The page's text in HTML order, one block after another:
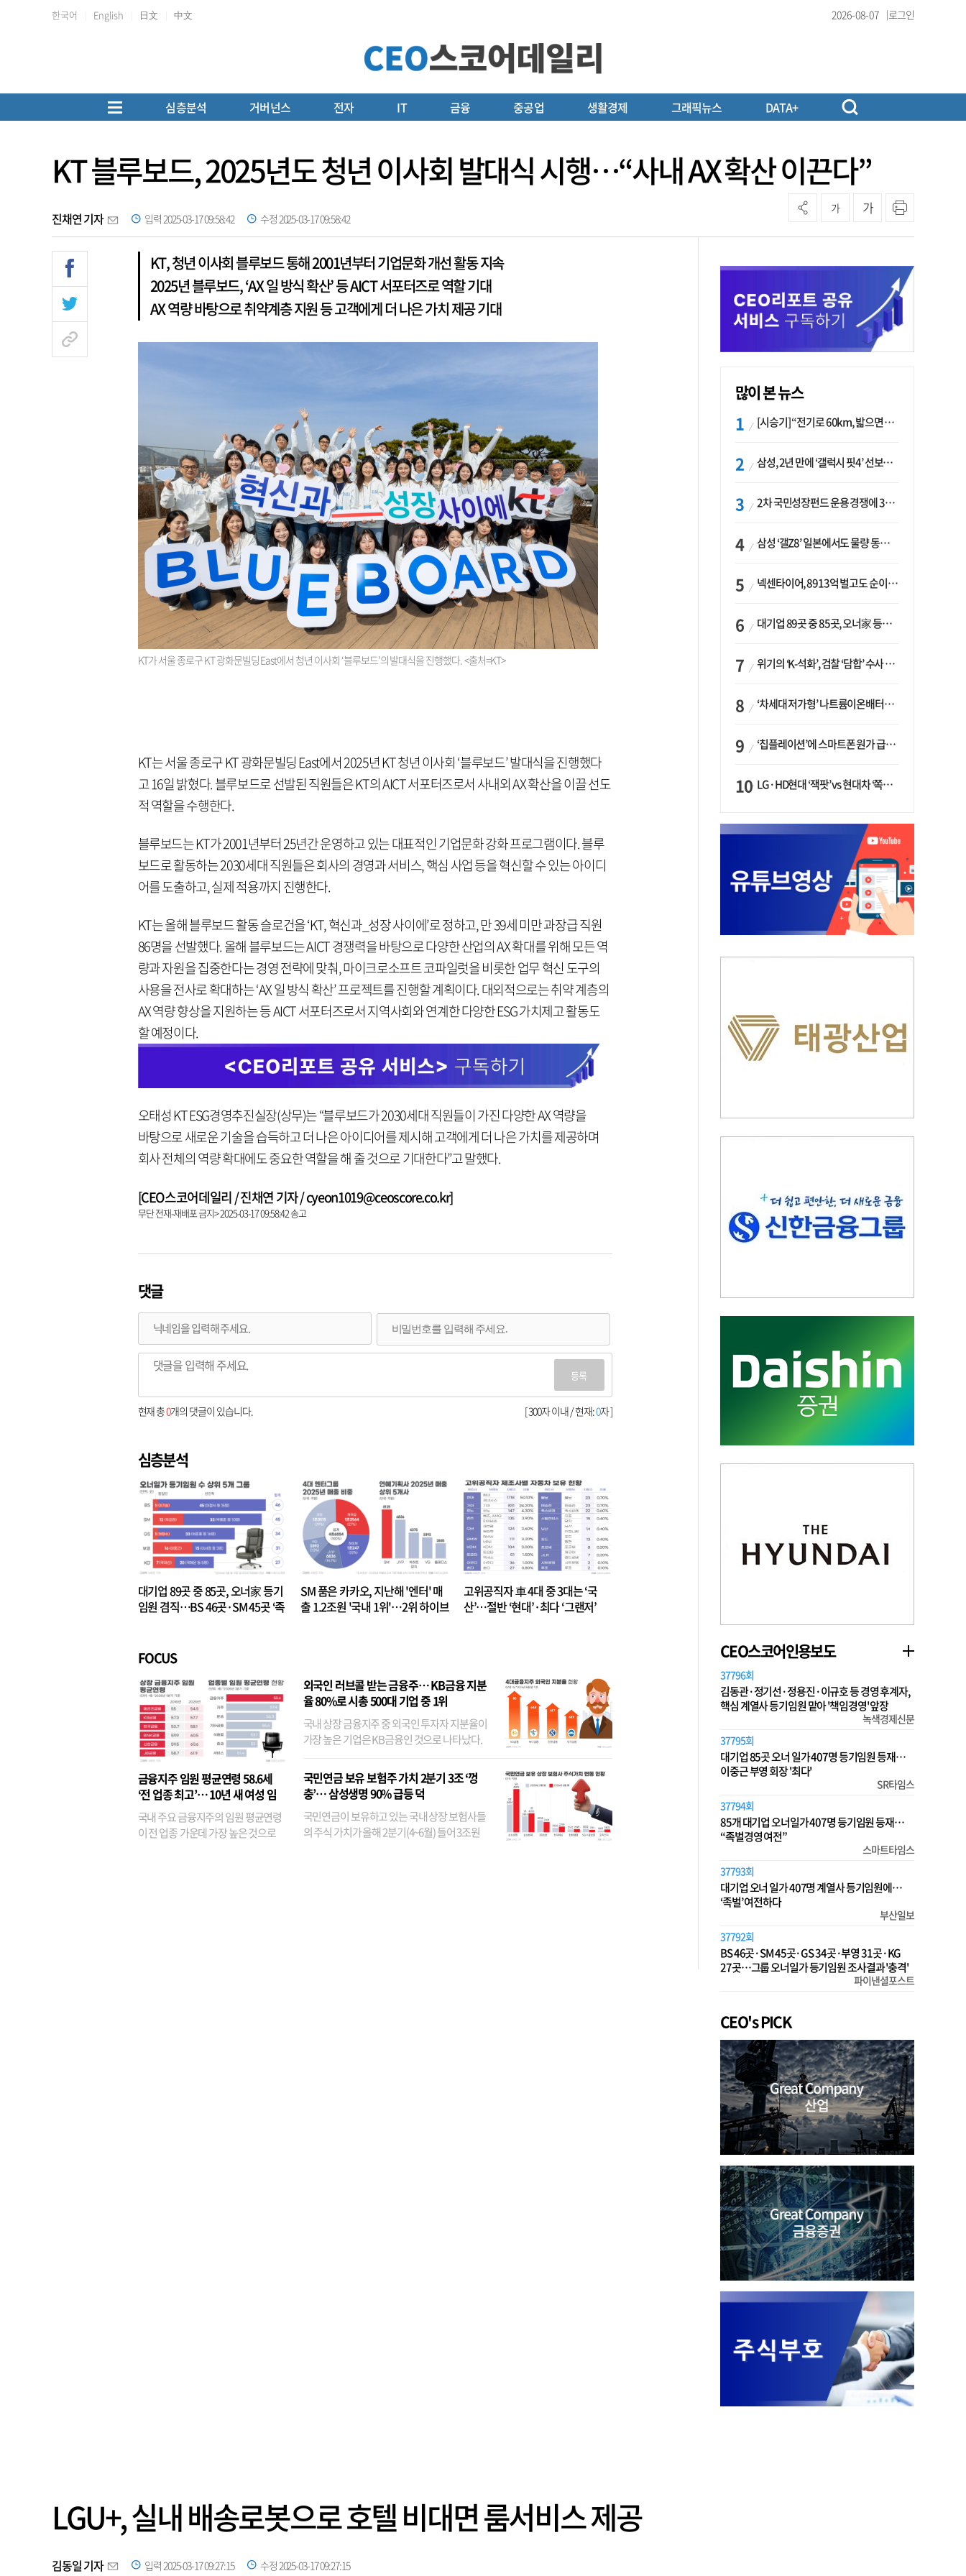
한국어 English 日文 中文 2026-08-07 로그인
심층분석 거버넌스 전자 IT 금융 중공업 생활경제 그래픽뉴스 DATA+
KT 블루보드, 2025년도 청년 이사회 발대식 시행…“사내 AX 확산 이끈다”
진채연 기자 입력 2025-03-17 09:58:42 수정 2025-03-17 09:58:42
가 가
KT, 청년 이사회 블루보드 통해 2001년부터 기업문화 개선 활동 지속
2025년 블루보드, ‘AX 일 방식 확산’ 등 AICT 서포터즈로 역할 기대
AX 역량 바탕으로 취약계층 지원 등 고객에게 더 나은 가치 제공 기대
KT가 서울 종로구 KT 광화문빌딩 East에서 청년 이사회 ‘블루보드’의 발대식을 진행했다. <출처=KT>
KT는 서울 종로구 KT 광화문빌딩 East에서 2025년 KT 청년 이사회 ‘블루보드’ 발대식을 진행했다
고 16일 밝혔다. 블루보드로 선발된 직원들은 KT의 AICT 서포터즈로서 사내외 AX 확산을 이끌 선도
적 역할을 수행한다.
블루보드는 KT가 2001년부터 25년간 운영하고 있는 대표적인 기업문화 강화 프로그램이다. 블루
보드로 활동하는 2030세대 직원들은 회사의 경영과 서비스, 핵심 사업 등을 혁신할 수 있는 아이디
어를 도출하고, 실제 적용까지 진행한다.
KT는 올해 블루보드 활동 슬로건을 ‘KT, 혁신과_성장 사이에’로 정하고, 만 39세 미만 과장급 직원
86명을 선발했다. 올해 블루보드는 AICT 경쟁력을 바탕으로 다양한 산업의 AX 확대를 위해 모든 역
량과 자원을 집중한다는 경영 전략에 맞춰, 마이크로소프트 코파일럿을 비롯한 업무 혁신 도구의
사용을 전사로 확대하는 ‘AX 일 방식 확산’ 프로젝트를 진행할 계획이다. 대외적으로는 취약 계층의
AX 역량 향상을 지원하는 등 AICT 서포터즈로서 지역사회와 연계한 다양한 ESG 가치제고 활동도
할 예정이다.
오태성 KT ESG경영추진실장(상무)는 “블루보드가 2030세대 직원들이 가진 다양한 AX 역량을
바탕으로 새로운 기술을 습득하고 더 나은 아이디어를 제시해 고객에게 더 나은 가치를 제공하며
회사 전체의 역량 확대에도 중요한 역할을 해 줄 것으로 기대한다”고 말했다.
[CEO스코어데일리 / 진채연 기자 / cyeon1019@ceoscore.co.kr]
무단 전재-재배포 금지> 2025-03-17 09:58:42 송고
댓글
등록
[ 300자 이내 / 현재:0자 ]
현재 총0개의 댓글이 있습니다.
심층분석
대기업 89곳 중 85곳, 오너家 등기
임원 겸직…BS 46곳·SM 45곳 ‘족
SM 품은 카카오, 지난해 '엔터' 매
출 1.2조원 '국내 1위'…2위 하이브
고위공직자 車 4대 중 3대는 ‘국
산’…절반 ‘현대’·최다 ‘그랜저’
FOCUS
금융지주 임원 평균연령 58.6세
‘전 업종 최고’… 10년 새 여성 임
원은 14배 껑충
국내 주요 금융지주의 임원 평균연령
이 전 업종 가운데 가장 높은 것으로
외국인 러브콜 받는 금융주… KB금융 지분
율 80%로 시총 500대 기업 중 1위
국내 상장 금융지주 중 외국인 투자자 지분율이
가장 높은 기업은 KB금융인 것으로 나타났다.
융이었다. 특히 KB금융은 지난달 말 기준 해외
기관투자자 지분율이...
국민연금 보유 보험주 가치 2분기 3조 ‘껑
충’… 삼성생명 90% 급등 덕
국민연금이 보유하고 있는 국내 상장 보험사들
의 주식 가치가 올해 2분기(4~6월) 들어 3조원
많이 본 뉴스
[시승기] “전기로 60km, 밟으면 462마력”…볼보 XC60 T8의 두 얼굴
삼성, 2년 만에 ‘갤럭시 핏4’ 선보이나…웨어러블 생태계 확장 ‘시동’
2차 국민성장펀드 운용 경쟁에 33개사 몰렸다…신한·하나 등 새 얼굴 대거 합류
삼성 ‘갤Z8’ 일본에서도 물량 동났다…애플 참전 앞두고 선두 수성 ‘시험대’
넥센타이어, 8913억 벌고도 순이익 2억…유럽 세부담에 이익 증발
대기업 89곳 중 85곳, 오너家 등기임원 겸직…BS 46곳·SM 45곳 ‘족벌경영’ 고착화
위기의 ‘K-석화’, 검찰 ‘담합’ 수사 착수…“LG·한화·롯데 등 7개 업체, 8개 제품 가격 담합”
‘차세대 저가형’ 나트륨이온배터리 시대 오나…LG화학·에코프로, 상용화 속도낸다
‘칩플레이션’에 스마트폰 원가 급등…삼성전자, ‘엑시노스’ 채택 확대하나
LG·HD현대 ‘잭팟’ vs 현대차 ‘쪽박’…글로벌 사모펀드, 韓 대기업 투자 ‘희비’
CEO스코어인용보도
37796회
김동관·정기선·정용진·이규호 등 경영 후계자,
핵심 계열사 등기임원 맡아 '책임경영' 앞장
녹색경제신문
37795회
대기업 85곳 오너 일가 407명 등기임원 등재…
이중근 부영 회장 '최다'
SR타임스
37794회
85개 대기업 오너일가 407명 등기임원 등재…
“족벌경영 여전”
스마트타임스
37793회
대기업 오너 일가 407명 계열사 등기임원에…
‘족벌’ 여전하다
부산일보
37792회
BS 46곳·SM 45곳·GS 34곳·부영 31곳·KG
27곳…그룹 오너일가 등기임원 조사결과 '충격'
파이낸셜포스트
CEO's PICK
LGU+, 실내 배송로봇으로 호텔 비대면 룸서비스 제공
김동일 기자 입력 2025-03-17 09:27:15 수정 2025-03-17 09:27:15